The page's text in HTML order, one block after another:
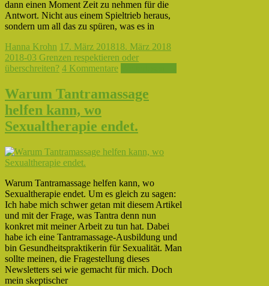
dann einen Moment Zeit zu nehmen für die
Antwort. Nicht aus einem Spieltrieb heraus,
sondern um all das zu spüren, was es in
Hanna Krohn 17. März 201818. März 2018
2018-03 Grenzen respektieren oder
überschreiten? 4 Kommentare
Warum Tantramassage
helfen kann, wo
Sexualtherapie endet.
Warum Tantramassage helfen kann, wo
Sexualtherapie endet. Um es gleich zu sagen:
Ich habe mich schwer getan mit diesem Artikel
und mit der Frage, was Tantra denn nun
konkret mit meiner Arbeit zu tun hat. Dabei
habe ich eine Tantramassage-Ausbildung und
bin Gesundheitspraktikerin für Sexualität. Man
sollte meinen, die Fragestellung dieses
Newsletters sei wie gemacht für mich. Doch
mein skeptischer